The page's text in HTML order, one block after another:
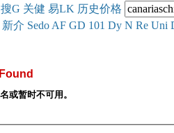
搜G 关健 易LK 历史价格
新介 Sedo AF GD 101 Dy N Re Uni